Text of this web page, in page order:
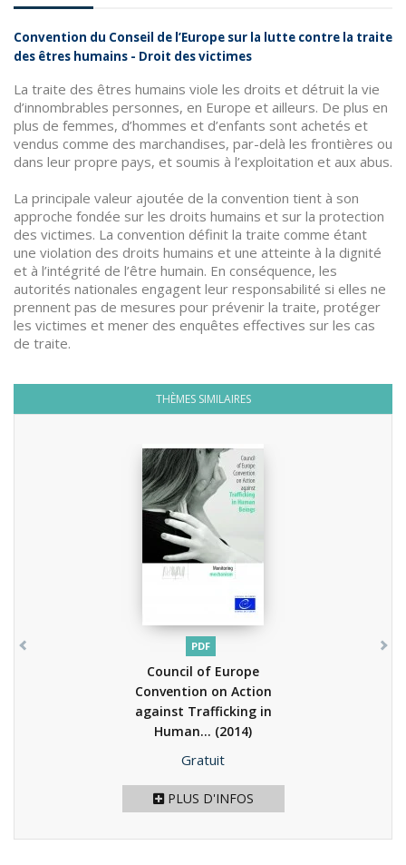
Convention du Conseil de l’Europe sur la lutte contre la traite
des êtres humains - Droit des victimes
La traite des êtres humains viole les droits et détruit la vie
d’innombrables personnes, en Europe et ailleurs. De plus en
plus de femmes, d’hommes et d’enfants sont achetés et
vendus comme des marchandises, par-delà les frontières ou
dans leur propre pays, et soumis à l’exploitation et aux abus.
La principale valeur ajoutée de la convention tient à son
approche fondée sur les droits humains et sur la protection
des victimes. La convention définit la traite comme étant
une violation des droits humains et une atteinte à la dignité
et à l’intégrité de l’être humain. En conséquence, les
autorités nationales engagent leur responsabilité si elles ne
prennent pas de mesures pour prévenir la traite, protéger
les victimes et mener des enquêtes effectives sur les cas
de traite.
THÈMES SIMILAIRES
PDF
Council of Europe
Convention on Action
against Trafficking in
Human... (2014)
Prix
Gratuit
PLUS D'INFOS